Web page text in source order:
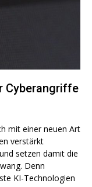
Cyberangriffe
mit einer neuen Art
verstärkt
setzen damit die
Denn
KI-Technologien